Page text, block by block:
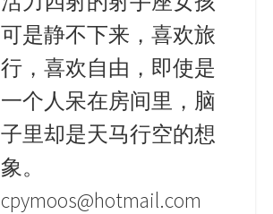
可是静不下来，喜欢旅
行，喜欢自由，即使是
一个人呆在房间里，脑
子里却是天马行空的想
象。
cpymoos@hotmail.com